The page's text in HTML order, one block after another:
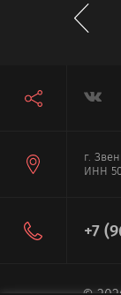
г.
ИНН
+7